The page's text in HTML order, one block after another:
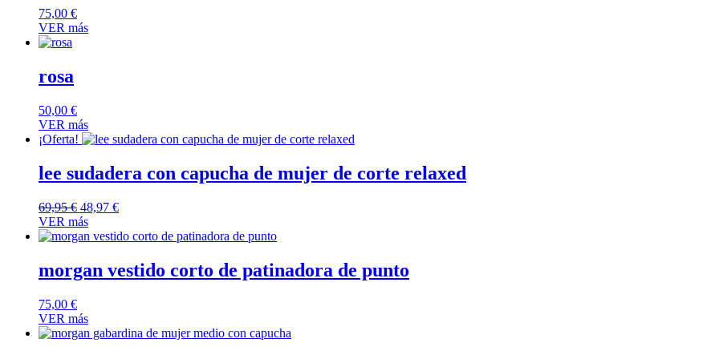
75,00 €
VER más
rosa
50,00 €
VER más
¡Oferta!
lee sudadera con capucha de mujer de corte relaxed
69,95€ El
precio
original
69,95 €.
48,97 €El
actual
48,97 €.
VER más
morgan vestido corto de patinadora de punto
75,00 €
VER más